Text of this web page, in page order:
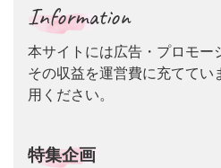
Information
本サイトには広告・プロモー
その収益を運営費に充ててい
用ください。
特集企画